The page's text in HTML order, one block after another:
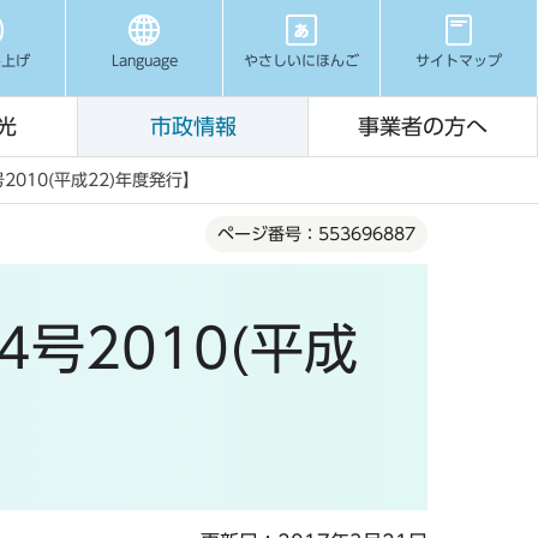
げ Language やさしいにほんご サイトマップ
市政情報 事業者の方へ
平成22)年度発行】
ページ番号：553696887
2010(平成